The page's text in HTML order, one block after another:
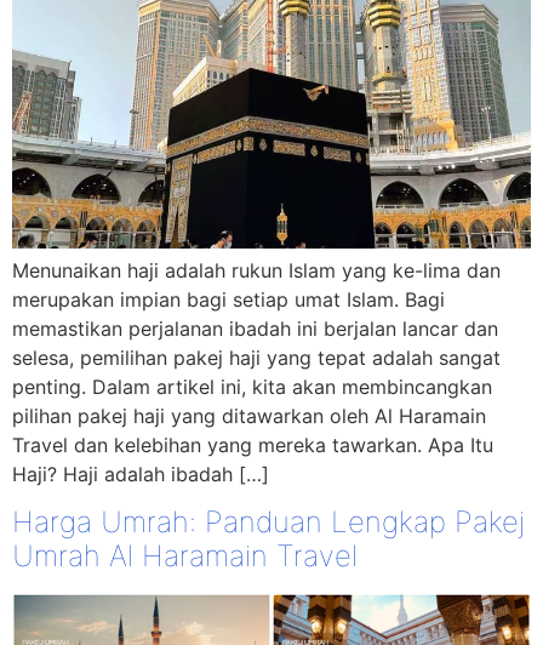
Menunaikan haji adalah rukun Islam yang ke-lima dan
merupakan impian bagi setiap umat Islam. Bagi
memastikan perjalanan ibadah ini berjalan lancar dan
selesa, pemilihan pakej haji yang tepat adalah sangat
penting. Dalam artikel ini, kita akan membincangkan
pilihan pakej haji yang ditawarkan oleh Al Haramain
Travel dan kelebihan yang mereka tawarkan. Apa Itu
Haji? Haji adalah ibadah […]
Harga Umrah: Panduan Lengkap Pakej
Umrah Al Haramain Travel